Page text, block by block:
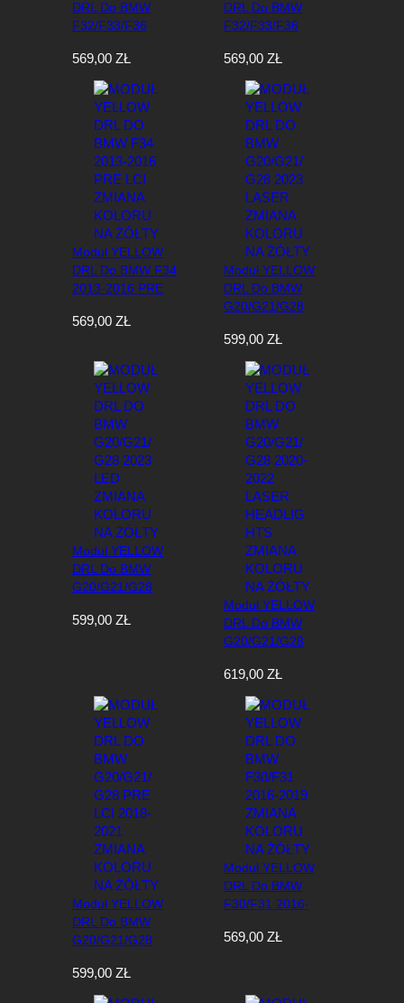
DRL Do BMW
F32/F33/F36
XENON LCI
Zmiana Koloru Na
Żółty
569,00 ZŁ
DRL Do BMW
F32/F33/F36
LCI XENON
Zmiana Koloru Na
Żółty
569,00 ZŁ
Moduł YELLOW
DRL Do BMW F34
2013-2016 PRE
Na Żółty
569,00 ZŁ
Moduł YELLOW
DRL Do BMW
G20/G21/G28
Zmiana Koloru Na
Żółty
599,00 ZŁ
Moduł YELLOW
DRL Do BMW
G20/G21/G28
Koloru Na Żółty
599,00 ZŁ
Moduł YELLOW
DRL Do BMW
G20/G21/G28
Headlights Zmiana
Koloru Na Żółty
619,00 ZŁ
Moduł YELLOW
DRL Do BMW
G20/G21/G28
2021 Zmiana
Koloru Na Żółty
599,00 ZŁ
Moduł YELLOW
DRL Do BMW
F30/F31 2016-
Koloru Na Żółty
569,00 ZŁ